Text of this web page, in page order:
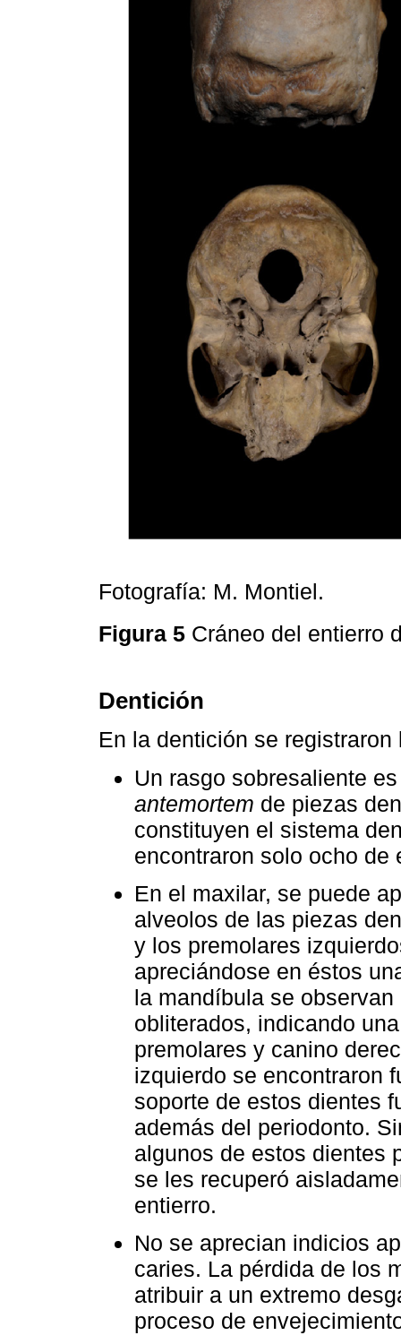
Fotografía: M. Montiel.
Figura 5 Cráneo del entierro
Dentición
En la dentición se
Un rasgo sobresaliente
antemortem de piezas
constituyen el sistema
encontraron solo ocho de
En el maxilar, se puede
alveolos de las piezas
y los premolares
apreciándose en éstos
la mandíbula se
obliterados, indicando
premolares y canino
izquierdo se encontraron
soporte de estos dientes
además del periodonto.
algunos de estos dientes
se les recuperó
entierro.
No se aprecian indicios
caries. La pérdida de los
atribuir a un extremo
proceso de